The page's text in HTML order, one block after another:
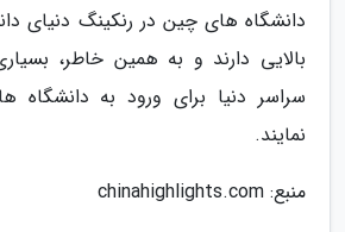
دانشگاه های چین در رنکینگ دنیای
بالایی دارند و به همین خاطر،
سراسر دنیا برای ورود به
نمایند.
منبع: chinahighlights.com